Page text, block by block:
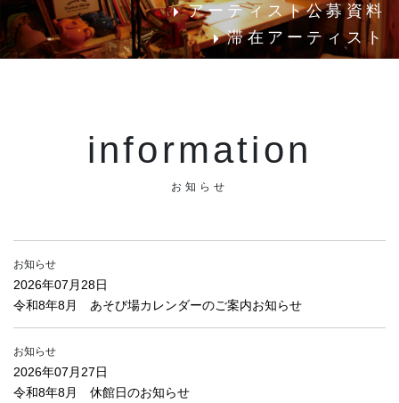
アーティスト公募資料
滞在アーティスト
information
お知らせ
お知らせ
2026年07月28日
令和8年8月 あそび場カレンダーのご案内お知らせ
お知らせ
2026年07月27日
令和8年8月 休館日のお知らせ